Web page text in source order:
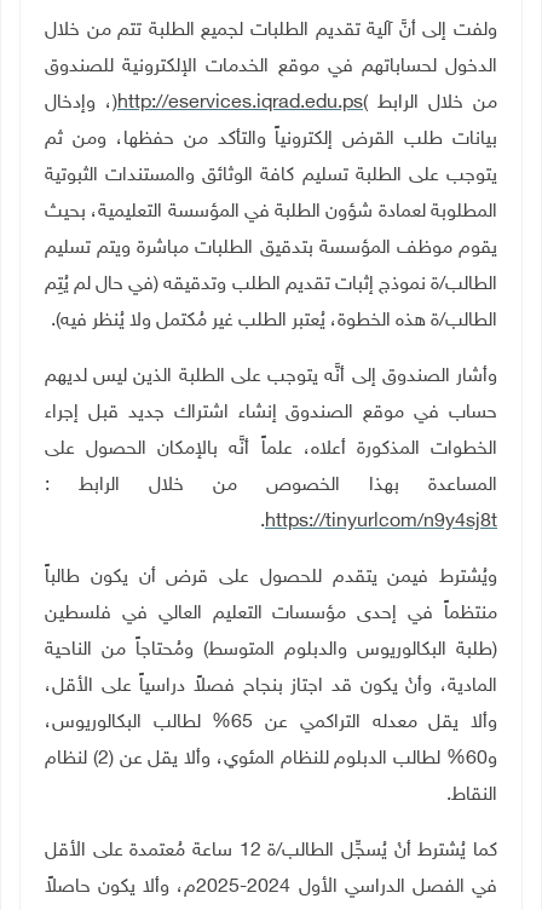
ولفت إلى أنَّ آلية تقديم الطلبات لجميع الطلبة تتم من خلال
الدخول لحساباتهم في موقع الخدمات الإلكترونية للصندوق
من خلال الرابط (
http://eservices.iqrad.edu.ps
)، وإدخال
بيانات طلب القرض إلكترونياً والتأكد من حفظها، ومن ثم
يتوجب على الطلبة تسليم كافة الوثائق والمستندات الثبوتية
المطلوبة لعمادة شؤون الطلبة في المؤسسة التعليمية، بحيث
يقوم موظف المؤسسة بتدقيق الطلبات مباشرة ويتم تسليم
الطالب/ة نموذج إثبات تقديم الطلب وتدقيقه (في حال لم يُتِم
الطالب/ة هذه الخطوة، يُعتبر الطلب غير مُكتمل ولا يُنظر فيه).
وأشار الصندوق إلى أنَّه يتوجب على الطلبة الذين ليس لديهم
حساب في موقع الصندوق إنشاء اشتراك جديد قبل إجراء
الخطوات المذكورة أعلاه، علماً أنَّه بالإمكان الحصول على
المساعدة بهذا الخصوص من خلال الرابط :
https://tinyurlcom/n9y4sj8t
.
ويُشترط فيمن يتقدم للحصول على قرض أن يكون طالباً
منتظماً في إحدى مؤسسات التعليم العالي في فلسطين
(طلبة البكالوريوس والدبلوم المتوسط) ومُحتاجاً من الناحية
المادية، وأنْ يكون قد اجتاز بنجاح فصلاً دراسياً على الأقل،
وألا يقل معدله التراكمي عن 65% لطالب البكالوريوس،
و60% لطالب الدبلوم للنظام المئوي، وألا يقل عن (2) لنظام
النقاط.
كما يُشترط أنْ يُسجِّل الطالب/ة 12 ساعة مُعتمدة على الأقل
في الفصل الدراسي الأول 2024-2025م، وألا يكون حاصلاً